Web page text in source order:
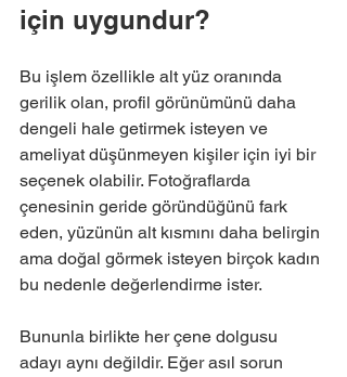
için uygundur?
Bu işlem özellikle alt yüz oranında
gerilik olan, profil görünümünü daha
dengeli hale getirmek isteyen ve
ameliyat düşünmeyen kişiler için iyi bir
seçenek olabilir. Fotoğraflarda
çenesinin geride göründüğünü fark
eden, yüzünün alt kısmını daha belirgin
ama doğal görmek isteyen birçok kadın
bu nedenle değerlendirme ister.
Bununla birlikte her çene dolgusu
adayı aynı değildir. Eğer asıl sorun